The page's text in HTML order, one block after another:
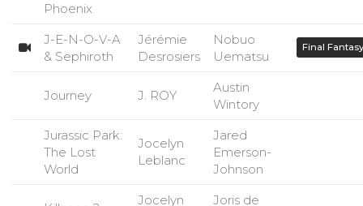
Phoenix
J-E-N-O-V-A
& Sephiroth
Jérémie
Desrosiers
Nobuo
Uematsu
Final Fantasy
Journey J. ROY
Austin
Wintory
Jurassic Park:
The Lost
World
Jocelyn
Leblanc
Jared
Emerson-
Johnson
Jocelyn
Joris de